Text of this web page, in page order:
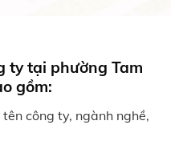
ty tại phường Tam
gồm:
công ty, ngành nghề,